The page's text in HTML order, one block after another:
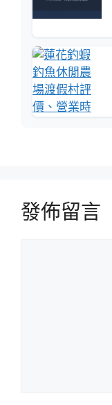
發佈留言